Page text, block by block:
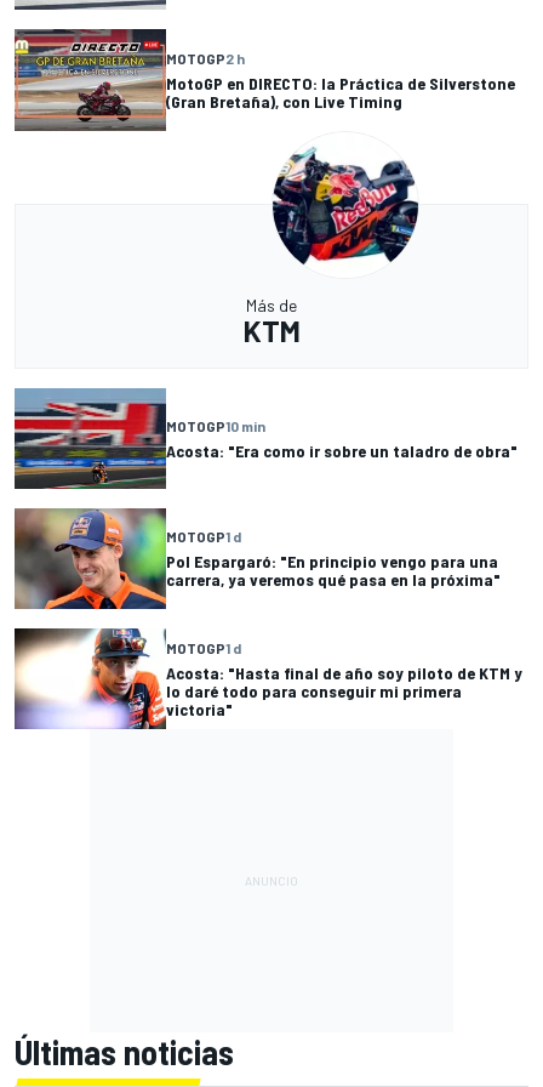
MOTOGP2 h
MotoGP en DIRECTO: la Práctica de Silverstone
(Gran Bretaña), con Live Timing
Más de
KTM
MOTOGP10 min
Acosta: "Era como ir sobre un taladro de obra"
MOTOGP1 d
Pol Espargaró: "En principio vengo para una
carrera, ya veremos qué pasa en la próxima"
MOTOGP1 d
Acosta: "Hasta final de año soy piloto de KTM y
lo daré todo para conseguir mi primera
victoria"
Últimas noticias